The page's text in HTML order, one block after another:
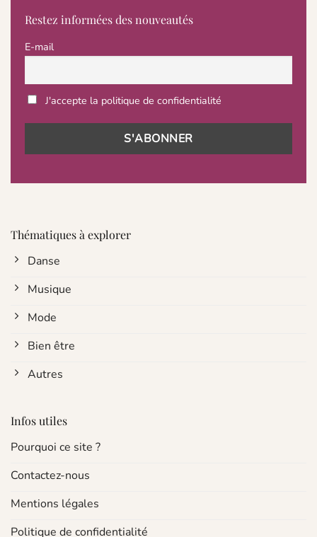
Restez informées des nouveautés
E-mail
J'accepte la politique de confidentialité
Thématiques à explorer
Danse
Musique
Mode
Bien être
Autres
Infos utiles
Pourquoi ce site ?
Contactez-nous
Mentions légales
Politique de confidentialité